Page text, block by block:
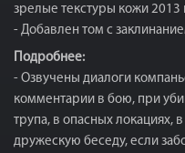
зрелые текстуры кожи 2013
- Добавлен том с
Подробнее:
- Озвучены диалоги
комментарии в бою, при
трупа, в опасных локациях,
дружескую беседу, если